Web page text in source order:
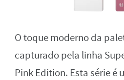
O toque moderno da
capturado pela linha
Pink Edition. Esta série é